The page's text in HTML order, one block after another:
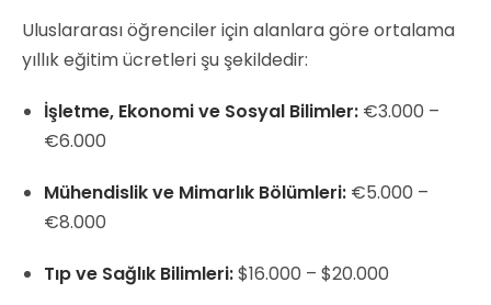
Uluslararası öğrenciler için alanlara göre ortalama
yıllık eğitim ücretleri şu şekildedir:
İşletme, Ekonomi ve Sosyal Bilimler: €3.000 –
€6.000
Mühendislik ve Mimarlık Bölümleri: €5.000 –
€8.000
Tıp ve Sağlık Bilimleri:$16.000 – $20.000